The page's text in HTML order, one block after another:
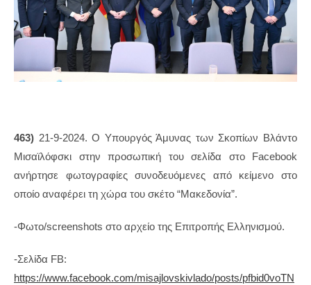
463) 21-9-2024. Ο Υπουργός Άμυνας των Σκοπίων Βλάντο
Μισαϊλόφσκι στην προσωπική του σελίδα στο Facebook
ανήρτησε φωτογραφίες συνοδευόμενες από κείμενο στο
οποίο αναφέρει τη χώρα του σκέτο “Μακεδονία”.
-Φωτο/screenshots στο αρχείο της Επιτροπής Ελληνισμού.
-Σελίδα FB:
https://www.facebook.com/misajlovskivlado/posts/pfbid0voTN